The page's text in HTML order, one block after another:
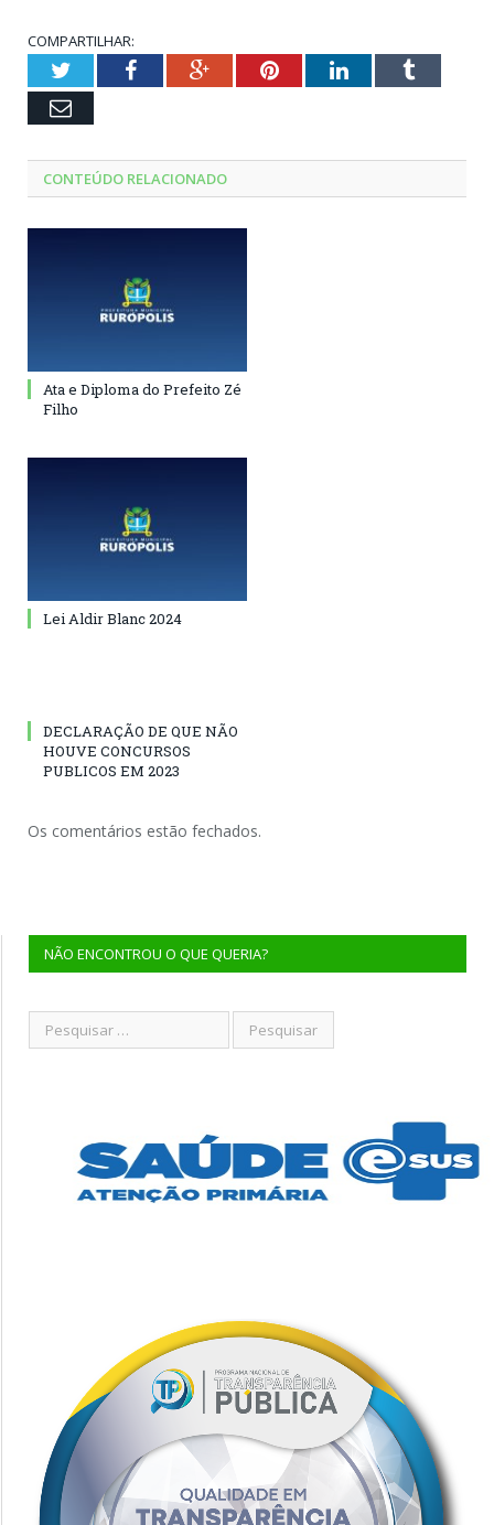
COMPARTILHAR:
TwitterFacebookGoogle+PinterestLinkedInTumblr
Email
CONTEÚDO RELACIONADO
Ata e Diploma do Prefeito Zé
Filho
Lei Aldir Blanc 2024
DECLARAÇÃO DE QUE NÃO
HOUVE CONCURSOS
PUBLICOS EM 2023
Os comentários estão fechados.
NÃO ENCONTROU O QUE QUERIA?